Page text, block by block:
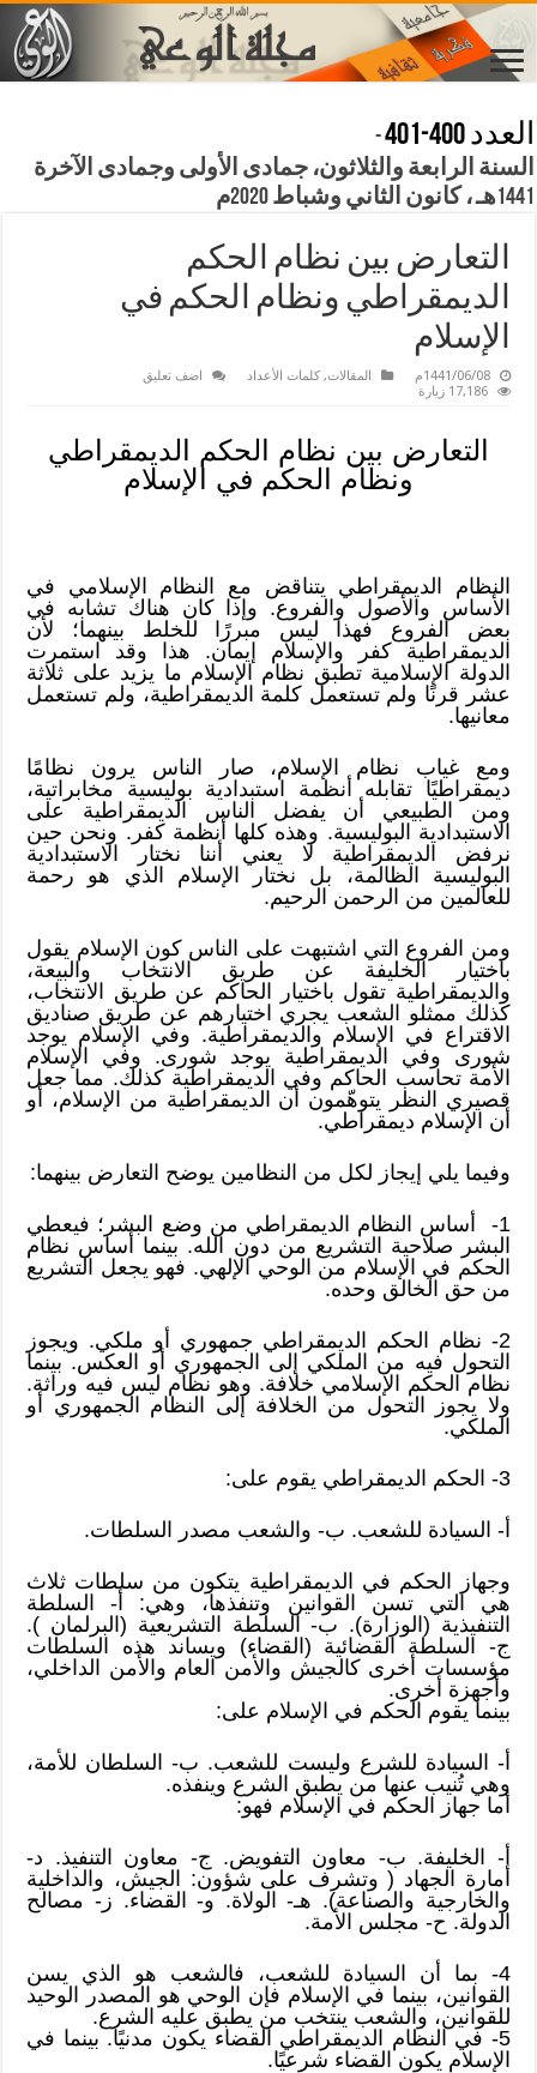
العدد 400-401
-
السنة الرابعة والثلاثون، جمادى الأولى وجمادى الآخرة
1441هـ ، كانون الثاني وشباط 2020م
التعارض بين نظام الحكم
الديمقراطي ونظام الحكم في
الإسلام
1441/06/08م المقالات,كلمات الأعداد
اضف تعليق
17,186 زيارة
التعارض بين نظام الحكم الديمقراطي
ونظام الحكم في الإسلام
النظام الديمقراطي يتناقض مع النظام الإسلامي في
الأساس والأصول والفروع. وإذا كان هناك تشابه في
بعض الفروع فهذا ليس مبررًا للخلط بينهما؛ لأن
الديمقراطية كفر والإسلام إيمان. هذا وقد استمرت
الدولة الإسلامية تطبق نظام الإسلام ما يزيد على ثلاثة
عشر قرنًا ولم تستعمل كلمة الديمقراطية، ولم تستعمل
معانيها.
ومع غياب نظام الإسلام، صار الناس يرون نظامًا
ديمقراطيًا تقابله أنظمة استبدادية بوليسية مخابراتية،
ومن الطبيعي أن يفضل الناس الديمقراطية على
الاستبدادية البوليسية. وهذه كلها أنظمة كفر. ونحن حين
نرفض الديمقراطية لا يعني أننا نختار الاستبدادية
البوليسية الظالمة، بل نختار الإسلام الذي هو رحمة
للعالمين من الرحمن الرحيم.
ومن الفروع التي اشتبهت على الناس كون الإسلام يقول
باختيار الخليفة عن طريق الانتخاب والبيعة،
والديمقراطية تقول باختيار الحاكم عن طريق الانتخاب،
كذلك ممثلو الشعب يجري اختيارهم عن طريق صناديق
الاقتراع في الإسلام والديمقراطية. وفي الإسلام يوجد
شورى وفي الديمقراطية يوجد شورى. وفي الإسلام
الأمة تحاسب الحاكم وفي الديمقراطية كذلك. مما جعل
قصيري النظر يتوهّمون أن الديمقراطية من الإسلام، أو
أن الإسلام ديمقراطي.
وفيما يلي إيجاز لكل من النظامين يوضح التعارض بينهما:
1- أساس النظام الديمقراطي من وضع البشر؛ فيعطي
البشر صلاحية التشريع من دون الله. بينما أساس نظام
الحكم في الإسلام من الوحي الإلهي. فهو يجعل التشريع
من حق الخالق وحده.
2- نظام الحكم الديمقراطي جمهوري أو ملكي. ويجوز
التحول فيه من الملكي إلى الجمهوري أو العكس. بينما
نظام الحكم الإسلامي خلافة. وهو نظام ليس فيه وراثة.
ولا يجوز التحول من الخلافة إلى النظام الجمهوري أو
الملكي.
3- الحكم الديمقراطي يقوم على:
أ- السيادة للشعب. ب- والشعب مصدر السلطات.
وجهاز الحكم في الديمقراطية يتكون من سلطات ثلاث
هي التي تسن القوانين وتنفذها، وهي: أ- السلطة
التنفيذية (الوزارة). ب- السلطة التشريعية (البرلمان ).
ج- السلطة القضائية (القضاء) ويساند هذه السلطات
مؤسسات أخرى كالجيش والأمن العام والأمن الداخلي،
وأجهزة أخرى.
بينما يقوم الحكم في الإسلام على:
أ- السيادة للشرع وليست للشعب. ب- السلطان للأمة،
وهي تُنيب عنها من يطبق الشرع وينفذه.
أما جهاز الحكم في الإسلام فهو:
أ- الخليفة. ب- معاون التفويض. ج- معاون التنفيذ. د-
أمارة الجهاد ( وتشرف على شؤون: الجيش، والداخلية
والخارجية والصناعة). هـ- الولاة. و- القضاء. ز- مصالح
الدولة. ح- مجلس الأمة.
4- بما أن السيادة للشعب، فالشعب هو الذي يسن
القوانين، بينما في الإسلام فإن الوحي هو المصدر الوحيد
للقوانين، والشعب ينتخب من يطبق عليه الشرع.
5- في النظام الديمقراطي القضاء يكون مدنيًا. بينما في
الإسلام يكون القضاء شرعيًا.